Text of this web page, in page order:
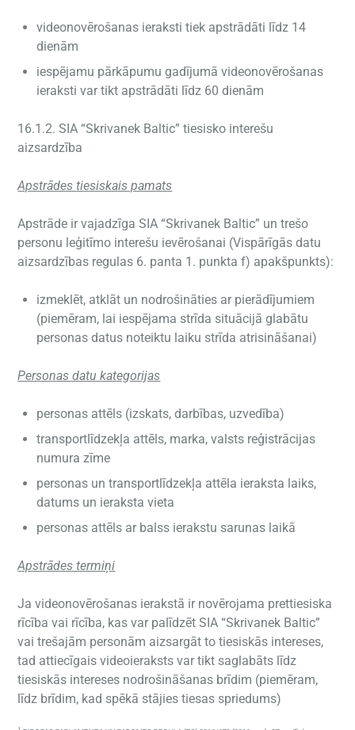
videonovērošanas ieraksti tiek apstrādāti līdz 14
dienām
iespējamu pārkāpumu gadījumā videonovērošanas
ieraksti var tikt apstrādāti līdz 60 dienām
16.1.2. SIA “Skrivanek Baltic” tiesisko interešu
aizsardzība
Apstrādes tiesiskais pamats
Apstrāde ir vajadzīga SIA “Skrivanek Baltic” un trešo
personu leģitīmo interešu ievērošanai (Vispārīgās datu
aizsardzības regulas 6. panta 1. punkta f) apakšpunkts):
izmeklēt, atklāt un nodrošināties ar pierādījumiem
(piemēram, lai iespējama strīda situācijā glabātu
personas datus noteiktu laiku strīda atrisināšanai)
Personas datu kategorijas
personas attēls (izskats, darbības, uzvedība)
transportlīdzekļa attēls, marka, valsts reģistrācijas
numura zīme
personas un transportlīdzekļa attēla ieraksta laiks,
datums un ieraksta vieta
personas attēls ar balss ierakstu sarunas laikā
Apstrādes termiņi
Ja videonovērošanas ierakstā ir novērojama prettiesiska
rīcība vai rīcība, kas var palīdzēt SIA “Skrivanek Baltic”
vai trešajām personām aizsargāt to tiesiskās intereses,
tad attiecīgais videoieraksts var tikt saglabāts līdz
tiesiskās intereses nodrošināšanas brīdim (piemēram,
līdz brīdim, kad spēkā stājies tiesas spriedums)